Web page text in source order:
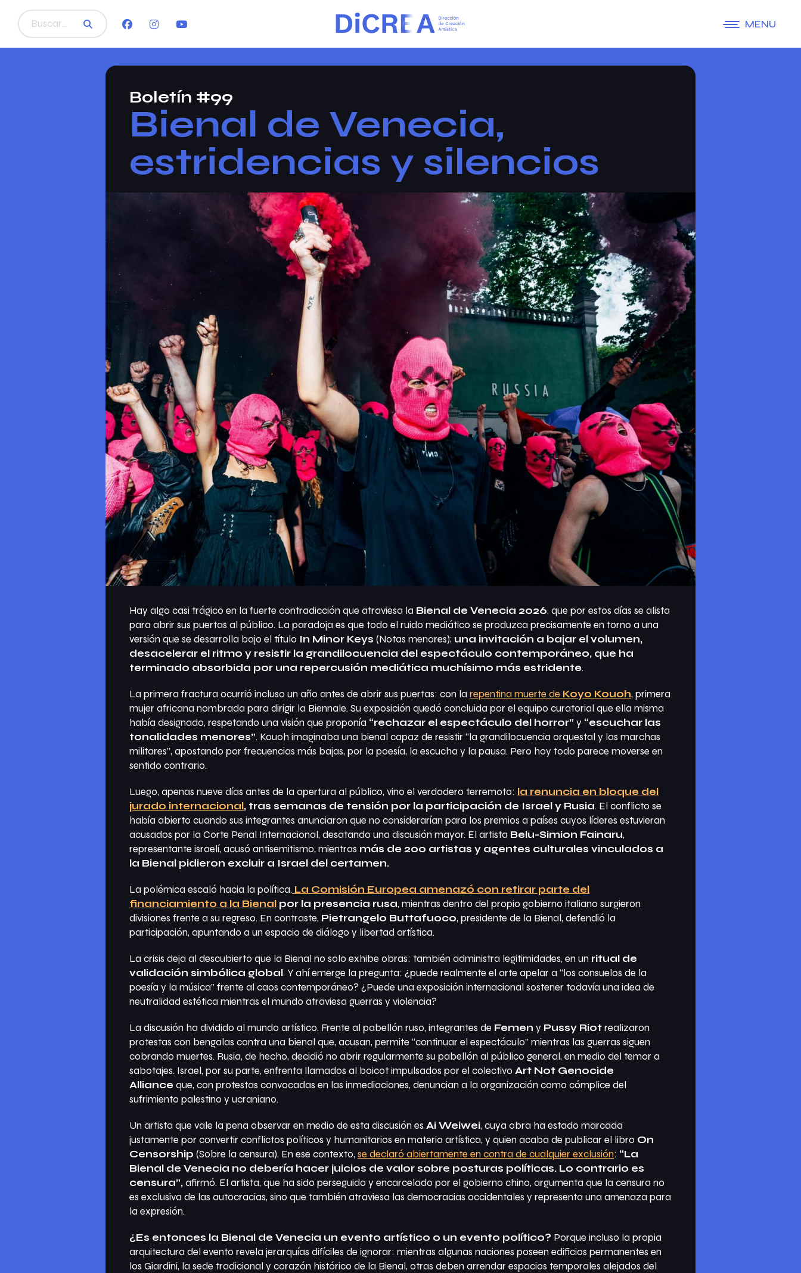
MENU
Boletín #99
Bienal de Venecia,
estridencias y silencios
Hay algo casi trágico en la fuerte contradicción que atraviesa la Bienal de Venecia 2026, que por estos días se alista
para abrir sus puertas al público. La paradoja es que todo el ruido mediático se produzca precisamente en torno a una
versión que se desarrolla bajo el título In Minor Keys (Notas menores); una invitación a bajar el volumen,
desacelerar el ritmo y resistir la grandilocuencia del espectáculo contemporáneo, que ha
terminado absorbida por una repercusión mediática muchísimo más estridente.
La primera fractura ocurrió incluso un año antes de abrir sus puertas: con la repentina muerte de Koyo Kouoh, primera
mujer africana nombrada para dirigir la Biennale. Su exposición quedó concluida por el equipo curatorial que ella misma
había designado, respetando una visión que proponía “rechazar el espectáculo del horror” y “escuchar las
tonalidades menores”. Kouoh imaginaba una bienal capaz de resistir “la grandilocuencia orquestal y las marchas
militares”, apostando por frecuencias más bajas, por la poesía, la escucha y la pausa. Pero hoy todo parece moverse en
sentido contrario.
Luego, apenas nueve días antes de la apertura al público, vino el verdadero terremoto: la renuncia en bloque del
jurado internacional, tras semanas de tensión por la participación de Israel y Rusia. El conflicto se
había abierto cuando sus integrantes anunciaron que no considerarían para los premios a países cuyos líderes estuvieran
acusados por la Corte Penal Internacional, desatando una discusión mayor. El artista Belu-Simion Fainaru,
representante israelí, acusó antisemitismo, mientras más de 200 artistas y agentes culturales vinculados a
la Bienal pidieron excluir a Israel del certamen.
La polémica escaló hacia la política. La Comisión Europea amenazó con retirar parte del
financiamiento a la Bienal por la presencia rusa, mientras dentro del propio gobierno italiano surgieron
divisiones frente a su regreso. En contraste, Pietrangelo Buttafuoco, presidente de la Bienal, defendió la
participación, apuntando a un espacio de diálogo y libertad artística.
La crisis deja al descubierto que la Bienal no solo exhibe obras: también administra legitimidades, en un ritual de
validación simbólica global. Y ahí emerge la pregunta: ¿puede realmente el arte apelar a “los consuelos de la
poesía y la música” frente al caos contemporáneo? ¿Puede una exposición internacional sostener todavía una idea de
neutralidad estética mientras el mundo atraviesa guerras y violencia?
La discusión ha dividido al mundo artístico. Frente al pabellón ruso, integrantes de Femen y Pussy Riotrealizaron
protestas con bengalas contra una bienal que, acusan, permite “continuar el espectáculo” mientras las guerras siguen
cobrando muertes. Rusia, de hecho, decidió no abrir regularmente su pabellón al público general, en medio del temor a
sabotajes. Israel, por su parte, enfrenta llamados al boicot impulsados por el colectivo Art Not Genocide
Alliance que, con protestas convocadas en las inmediaciones, denuncian a la organización como cómplice del
sufrimiento palestino y ucraniano.
Un artista que vale la pena observar en medio de esta discusión es Ai Weiwei, cuya obra ha estado marcada
justamente por convertir conflictos políticos y humanitarios en materia artística, y quien acaba de publicar el libro On
Censorship (Sobre la censura). En ese contexto, se declaró abiertamente en contra de cualquier exclusión: “La
Bienal de Venecia no debería hacer juicios de valor sobre posturas políticas. Lo contrario es
censura”,afirmó. El artista, que ha sido perseguido y encarcelado por el gobierno chino, argumenta que la censura no
es exclusiva de las autocracias, sino que también atraviesa las democracias occidentales y representa una amenaza para
la expresión.
¿Es entonces la Bienal de Venecia un evento artístico o un evento político? Porque incluso la propia
arquitectura del evento revela jerarquías difíciles de ignorar: mientras algunas naciones poseen edificios permanentes en
los Giardini, la sede tradicional y corazón histórico de la Bienal, otras deben arrendar espacios temporales alejados del